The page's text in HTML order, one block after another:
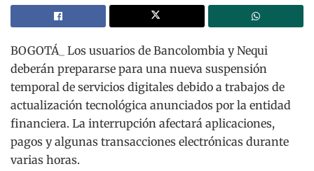
BOGOTÁ_ Los usuarios de Bancolombia y Nequi
deberán prepararse para una nueva suspensión
temporal de servicios digitales debido a trabajos de
actualización tecnológica anunciados por la entidad
financiera. La interrupción afectará aplicaciones,
pagos y algunas transacciones electrónicas durante
varias horas.